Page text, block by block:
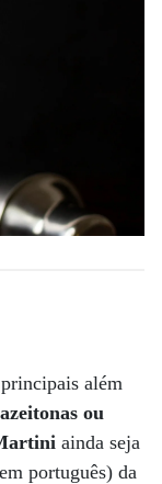
além
azeitonas ou
ainda seja
português) da